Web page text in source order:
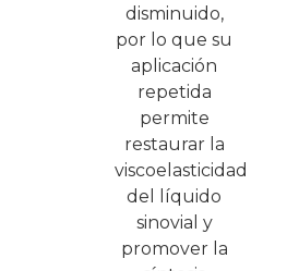
disminuido,
por lo que su
aplicación
repetida
permite
restaurar la
viscoelasticidad
del líquido
sinovial y
promover la